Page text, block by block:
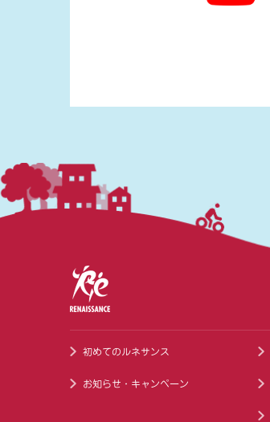
初めてのルネサンス
お知らせ・キャンペーン